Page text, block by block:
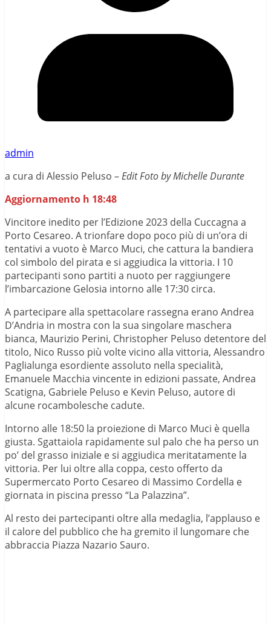
admin
a cura di Alessio Peluso –Edit Foto by Michelle Durante
Aggiornamento h 18:48
Vincitore inedito per l’Edizione 2023 della Cuccagna a
Porto Cesareo. A trionfare dopo poco più di un’ora di
tentativi a vuoto è Marco Muci, che cattura la bandiera
col simbolo del pirata e si aggiudica la vittoria. I 10
partecipanti sono partiti a nuoto per raggiungere
l’imbarcazione Gelosia intorno alle 17:30 circa.
A partecipare alla spettacolare rassegna erano Andrea
D’Andria in mostra con la sua singolare maschera
bianca, Maurizio Perini, Christopher Peluso detentore del
titolo, Nico Russo più volte vicino alla vittoria, Alessandro
Paglialunga esordiente assoluto nella specialità,
Emanuele Macchia vincente in edizioni passate, Andrea
Scatigna, Gabriele Peluso e Kevin Peluso, autore di
alcune rocambolesche cadute.
Intorno alle 18:50 la proiezione di Marco Muci è quella
giusta. Sgattaiola rapidamente sul palo che ha perso un
po’ del grasso iniziale e si aggiudica meritatamente la
vittoria. Per lui oltre alla coppa, cesto offerto da
Supermercato Porto Cesareo di Massimo Cordella e
giornata in piscina presso “La Palazzina”.
Al resto dei partecipanti oltre alla medaglia, l’applauso e
il calore del pubblico che ha gremito il lungomare che
abbraccia Piazza Nazario Sauro.